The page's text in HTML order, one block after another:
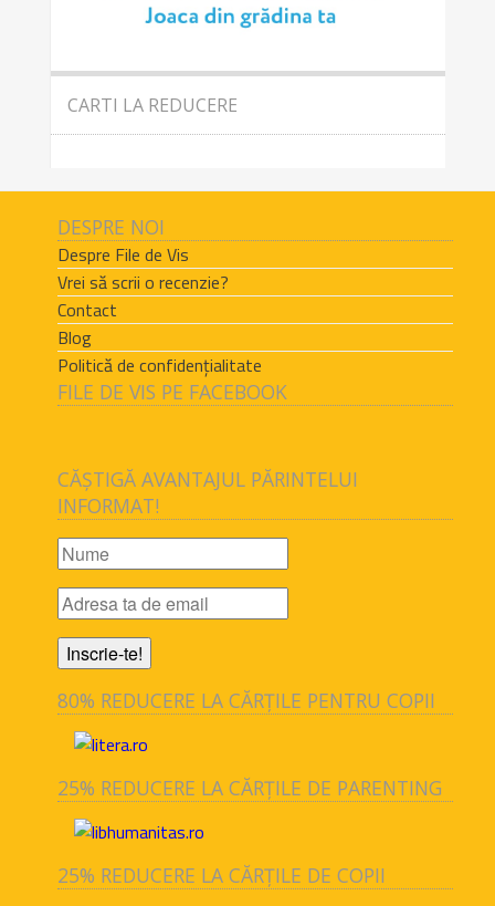
CARTI LA REDUCERE
DESPRE NOI
Despre File de Vis
Vrei să scrii o recenzie?
Contact
Blog
Politică de confidențialitate
FILE DE VIS PE FACEBOOK
CĂȘTIGĂ AVANTAJUL PĂRINTELUI
INFORMAT!
80% REDUCERE LA CĂRȚILE PENTRU COPII
25% REDUCERE LA CĂRȚILE DE PARENTING
25% REDUCERE LA CĂRȚILE DE COPII